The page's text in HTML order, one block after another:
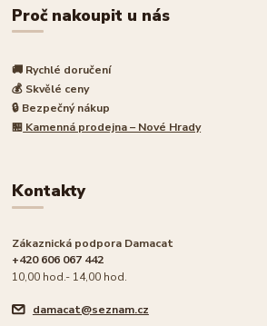
Proč nakoupit u nás
🚚 Rychlé doručení
💰 Skvělé ceny
🔒 Bezpečný nákup
🏪 Kamenná prodejna – Nové Hrady
Kontakty
Zákaznická podpora Damacat
+420 606 067 442
10,00 hod.- 14,00 hod.
damacat@seznam.cz